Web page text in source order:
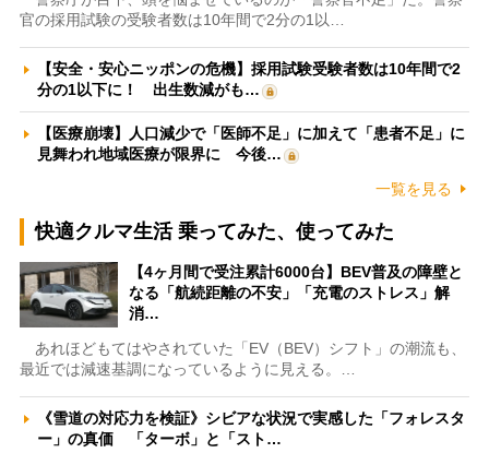
官の採用試験の受験者数は10年間で2分の1以…
【安全・安心ニッポンの危機】採用試験受験者数は10年間で2
分の1以下に！ 出生数減がも…
【医療崩壊】人口減少で「医師不足」に加えて「患者不足」に
見舞われ地域医療が限界に 今後…
一覧を見る
快適クルマ生活 乗ってみた、使ってみた
【4ヶ月間で受注累計6000台】BEV普及の障壁と
なる「航続距離の不安」「充電のストレス」解
消…
あれほどもてはやされていた「EV（BEV）シフト」の潮流も、
最近では減速基調になっているように見える。…
《雪道の対応力を検証》シビアな状況で実感した「フォレスタ
ー」の真価 「ターボ」と「スト…